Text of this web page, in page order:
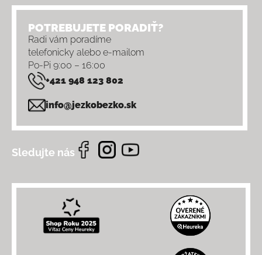
POTREBUJETE PORADIŤ?
Radi vám poradíme
telefonicky alebo e-mailom
Po-Pi 9:00 – 16:00
+421 948 123 802
info@jezkobezko.sk
Sledujte nás